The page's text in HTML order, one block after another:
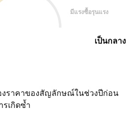
มีแรงซื้อรุนแรง
เป็นกลาง
งราคาของสัญลักษณ์ในช่วงปีก่อน
เกิดซ้ำ